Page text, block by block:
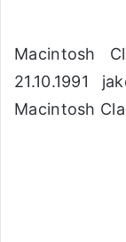
Macintosh
21.10.1991
Macintosh